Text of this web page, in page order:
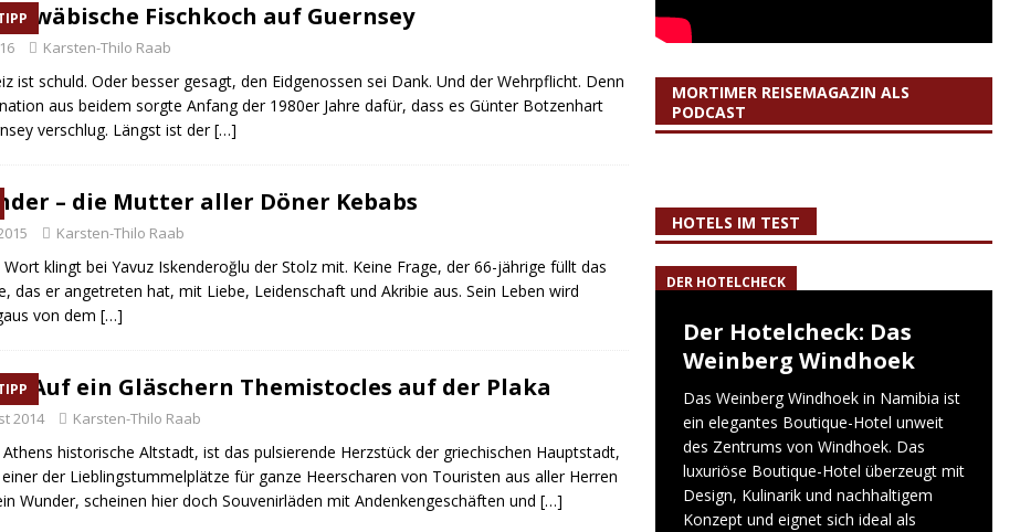
Fischkoch auf Guernsey
Karsten-Thilo Raab
ist schuld. Oder besser gesagt, den Eidgenossen sei Dank. Und der Wehrpflicht. Denn
aus beidem sorgte Anfang der 1980er Jahre dafür, dass es Günter Botzenhart
verschlug. Längst ist der[…]
– die Mutter aller Döner Kebabs
Karsten-Thilo Raab
klingt bei Yavuz Iskenderoğlu der Stolz mit. Keine Frage, der 66-jährige füllt das
das er angetreten hat, mit Liebe, Leidenschaft und Akribie aus. Sein Leben wird
von dem […]
Auf ein Gläschern Themistocles auf der Plaka
2014 Karsten-Thilo Raab
Athens historische Altstadt, ist das pulsierende Herzstück der griechischen Hauptstadt,
der Lieblingstummelplätze für ganze Heerscharen von Touristen aus aller Herren
Wunder, scheinen hier doch Souvenirläden mit Andenkengeschäften und […]
MORTIMER REISEMAGAZIN ALS
PODCAST
HOTELS IM TEST
DER HOTELCHECK
Der Hotelcheck: Das
Weinberg Windhoek
Das Weinberg Windhoek in Namibia ist
ein elegantes Boutique-Hotel unweit
des Zentrums von Windhoek. Das
luxuriöse Boutique-Hotel überzeugt mit
Design, Kulinarik und nachhaltigem
Konzept und eignet sich ideal als